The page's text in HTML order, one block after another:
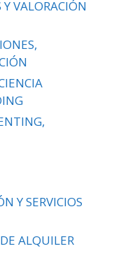
VALORACIÓN
Y SERVICIOS
ALQUILER